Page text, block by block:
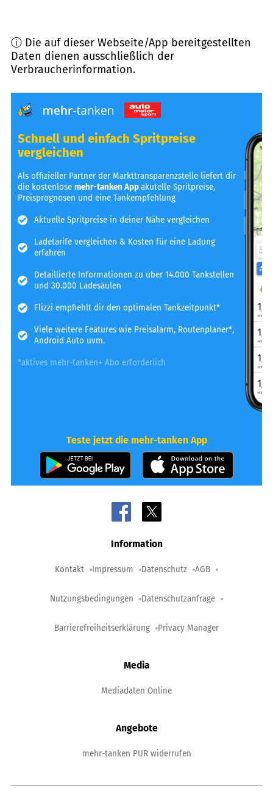
ⓘ Die auf dieser Webseite/App bereitgestellten
Daten dienen ausschließlich der
Verbraucherinformation.
Schnell und einfach Spritpreise
vergleichen
Als offizieller Partner der Markttransparenzstelle liefert dir
die kostenlosemehr-tanken Appakutelle Spritpreise,
Preisprognosen und eine Tankempfehlung
Aktuelle Spritpreise in deiner Nähe vergleichen
Ladetarife vergleichen & Kosten für eine Ladung
erfahren
Detaillierte Informationen zu über 14.000 Tankstellen
und 30.000 Ladesäulen
Flizzi empfiehlt dir den optimalen Tankzeitpunkt*
Viele weitere Features wie Preisalarm, Routenplaner*,
Android Auto uvm.
*aktives mehr-tanken+ Abo erforderlich
Teste jetzt die mehr-tanken App
Information
Kontakt Impressum Datenschutz AGB
Nutzungsbedingungen Datenschutzanfrage
Barrierefreiheitserklärung Privacy Manager
Media
Mediadaten Online
Angebote
mehr-tanken PUR widerrufen